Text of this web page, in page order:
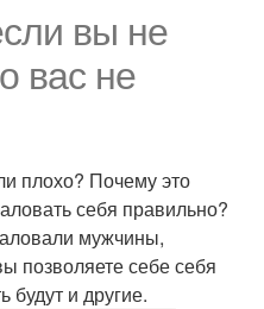
вы не
вас не
плохо? Почему это
себя правильно?
мужчины,
позволяете себе себя
будут и другие.